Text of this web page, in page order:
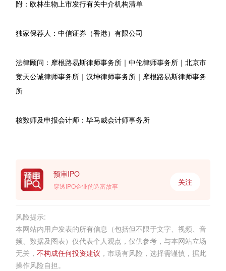
附：欧林生物上市发行有关中介机构清单
独家保荐人：中信证券（香港）有限公司
法律顾问：摩根路易斯律师事务所｜中伦律师事务所｜北京市
竞天公诚律师事务所｜汉坤律师事务所｜摩根路易斯律师事务
所
核数师及申报会计师：毕马威会计师事务所
预审IPO
穿透IPO企业的造富故事 关注
风险提示:
本网站内用户发表的所有信息（包括但不限于文字、视频、音
频、数据及图表）仅代表个人观点，仅供参考，与本网站立场
无关， 不构成任何投资建议 ，市场有风险，选择需谨慎，据此
操作风险自担。